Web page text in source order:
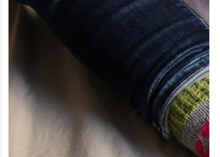
{Tricot} Flower
power socks
Ce patron a été